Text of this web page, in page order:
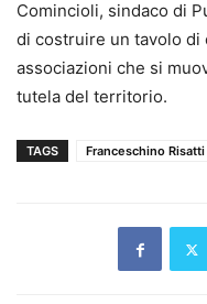
Comincioli, sindaco di
di costruire un tavolo di
associazioni che si
tutela del territorio.
TAGS Franceschino Risatti